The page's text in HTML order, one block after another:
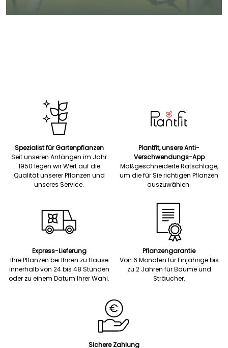
Spezialist für Gartenpflanzen
Seit unseren Anfängen im Jahr
1950 legen wir Wert auf die
Qualität unserer Pflanzen und
unseres Service.
Plantfit, unsere Anti-
Verschwendungs-App
Maßgeschneiderte Ratschläge,
um die für Sie richtigen Pflanzen
auszuwählen.
Express-Lieferung
Ihre Pflanzen bei Ihnen zu Hause
innerhalb von 24 bis 48 Stunden
oder zu einem Datum Ihrer Wahl.
Pflanzengarantie
Von 6 Monaten für Einjährige bis
zu 2 Jahren für Bäume und
Sträucher.
Sichere Zahlung